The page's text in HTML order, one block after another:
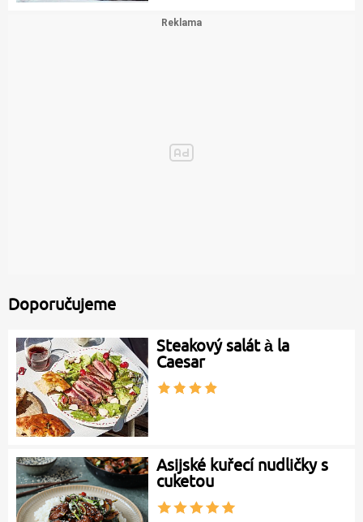
Doporučujeme
Steakový salát à la
Caesar
Asijské kuřecí nudličky s
cuketou